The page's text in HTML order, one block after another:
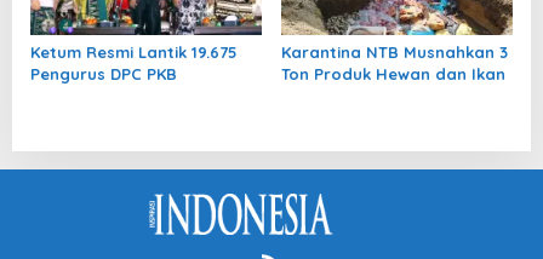
Ketum Resmi Lantik 19.675
Pengurus DPC PKB
Karantina NTB Musnahkan 3
Ton Produk Hewan dan Ikan